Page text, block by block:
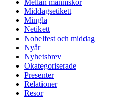
Middagsetikett
Mingla
Netikett
Nobelfest och middag
Nyår
Nyhetsbrev
Okategoriserade
Presenter
Relationer
Resor